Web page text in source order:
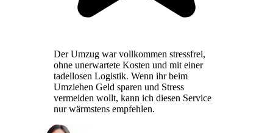
Der Umzug war vollkommen stressfrei,
ohne unerwartete Kosten und mit einer
tadellosen Logistik. Wenn ihr beim
Umziehen Geld sparen und Stress
vermeiden wollt, kann ich diesen Service
nur wärmstens empfehlen.